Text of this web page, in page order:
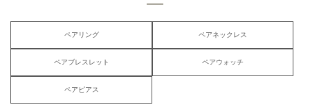
ペアリング ペアネックレス
ペアブレスレット ペアウォッチ
ペアピアス